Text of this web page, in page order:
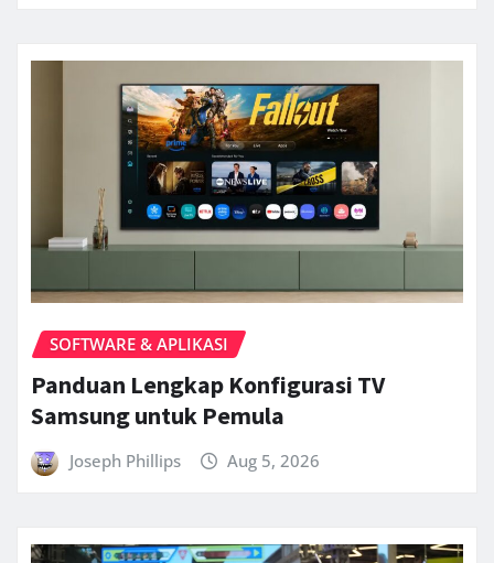
SOFTWARE & APLIKASI
Panduan Lengkap Konfigurasi TV
Samsung untuk Pemula
Joseph Phillips Aug 5, 2026